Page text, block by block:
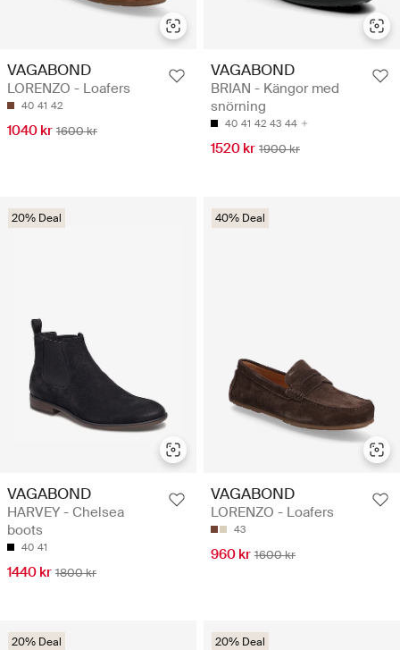
VAGABOND
LORENZO - Loafers
40 41 42
1040 kr 1600 kr
VAGABOND
BRIAN - Kängor med
snörning
40 41 42 43 44
1520 kr 1900 kr
20% Deal
VAGABOND
HARVEY - Chelsea
boots
40 41
1440 kr 1800 kr
40% Deal
VAGABOND
LORENZO - Loafers
43
960 kr 1600 kr
20% Deal 20% Deal